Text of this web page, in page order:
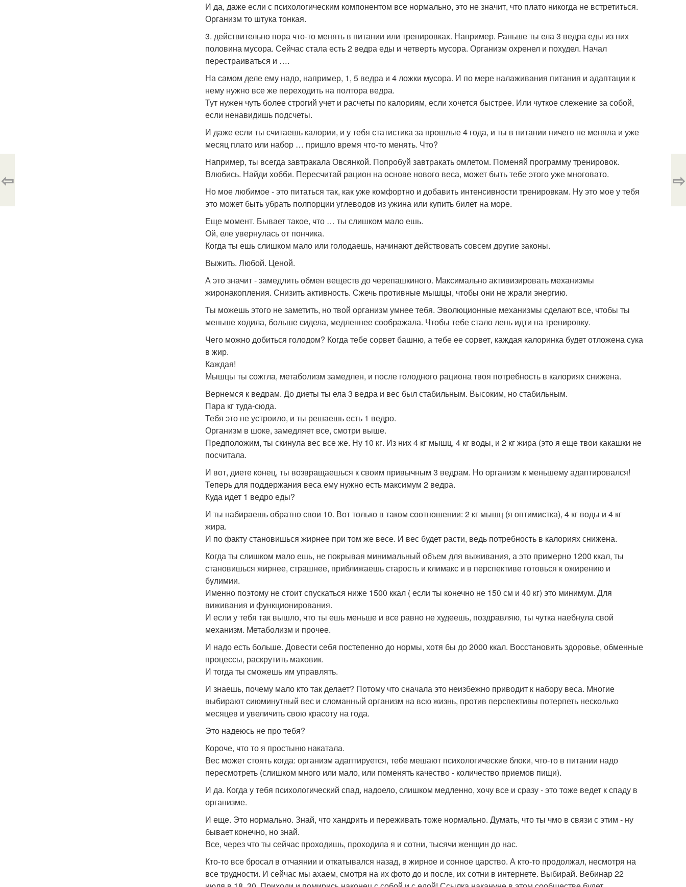
И да, даже если с психологическим компонентом все нормально, это не значит, что плато никогда не встретиться.
Организм то штука тонкая.
3. действительно пора что-то менять в питании или тренировках. Например. Раньше ты ела 3 ведра еды из них
половина мусора. Сейчас стала есть 2 ведра еды и четверть мусора. Организм охренел и похудел. Начал
перестраиваться и ….
На самом деле ему надо, например, 1, 5 ведра и 4 ложки мусора. И по мере налаживания питания и адаптации к
нему нужно все же переходить на полтора ведра.
Тут нужен чуть более строгий учет и расчеты по калориям, если хочется быстрее. Или чуткое слежение за собой,
если ненавидишь подсчеты.
И даже если ты считаешь калории, и у тебя статистика за прошлые 4 года, и ты в питании ничего не меняла и уже
месяц плато или набор … пришло время что-то менять. Что?
Например, ты всегда завтракала Овсянкой. Попробуй завтракать омлетом. Поменяй программу тренировок.
Влюбись. Найди хобби. Пересчитай рацион на основе нового веса, может быть тебе этого уже многовато.
Но мое любимое - это питаться так, как уже комфортно и добавить интенсивности тренировкам. Ну это мое у тебя
это может быть убрать полпорции углеводов из ужина или купить билет на море.
Еще момент. Бывает такое, что … ты слишком мало ешь.
Ой, еле увернулась от пончика.
Когда ты ешь слишком мало или голодаешь, начинают действовать совсем другие законы.
Выжить. Любой. Ценой.
А это значит - замедлить обмен веществ до черепашкиного. Максимально активизировать механизмы
жиронакопления. Снизить активность. Сжечь противные мышцы, чтобы они не жрали энергию.
Ты можешь этого не заметить, но твой организм умнее тебя. Эволюционные механизмы сделают все, чтобы ты
меньше ходила, больше сидела, медленнее соображала. Чтобы тебе стало лень идти на тренировку.
Чего можно добиться голодом? Когда тебе сорвет башню, а тебе ее сорвет, каждая калоринка будет отложена сука
в жир.
Каждая!
Мышцы ты сожгла, метаболизм замедлен, и после голодного рациона твоя потребность в калориях снижена.
Вернемся к ведрам. До диеты ты ела 3 ведра и вес был стабильным. Высоким, но стабильным.
Пара кг туда-сюда.
Тебя это не устроило, и ты решаешь есть 1 ведро.
Организм в шоке, замедляет все, смотри выше.
Предположим, ты скинула вес все же. Ну 10 кг. Из них 4 кг мышц, 4 кг воды, и 2 кг жира (это я еще твои какашки не
посчитала.
И вот, диете конец, ты возвращаешься к своим привычным 3 ведрам. Но организм к меньшему адаптировался!
Теперь для поддержания веса ему нужно есть максимум 2 ведра.
Куда идет 1 ведро еды?
И ты набираешь обратно свои 10. Вот только в таком соотношении: 2 кг мышц (я оптимистка), 4 кг воды и 4 кг
жира.
И по факту становишься жирнее при том же весе. И вес будет расти, ведь потребность в калориях снижена.
Когда ты слишком мало ешь, не покрывая минимальный объем для выживания, а это примерно 1200 ккал, ты
становишься жирнее, страшнее, приближаешь старость и климакс и в перспективе готовься к ожирению и
булимии.
Именно поэтому не стоит спускаться ниже 1500 ккал ( если ты конечно не 150 см и 40 кг) это минимум. Для
виживания и функционирования.
И если у тебя так вышло, что ты ешь меньше и все равно не худеешь, поздравляю, ты чутка наебнула свой
механизм. Метаболизм и прочее.
И надо есть больше. Довести себя постепенно до нормы, хотя бы до 2000 ккал. Восстановить здоровье, обменные
процессы, раскрутить маховик.
И тогда ты сможешь им управлять.
И знаешь, почему мало кто так делает? Потому что сначала это неизбежно приводит к набору веса. Многие
выбирают сиюминутный вес и сломанный организм на всю жизнь, против перспективы потерпеть несколько
месяцев и увеличить свою красоту на года.
Это надеюсь не про тебя?
Короче, что то я простыню накатала.
Вес может стоять когда: организм адаптируется, тебе мешают психологические блоки, что-то в питании надо
пересмотреть (слишком много или мало, или поменять качество - количество приемов пищи).
И да. Когда у тебя психологический спад, надоело, слишком медленно, хочу все и сразу - это тоже ведет к спаду в
организме.
И еще. Это нормально. Знай, что хандрить и переживать тоже нормально. Думать, что ты чмо в связи с этим - ну
бывает конечно, но знай.
Все, через что ты сейчас проходишь, проходила я и сотни, тысячи женщин до нас.
Кто-то все бросал в отчаянии и откатывался назад, в жирное и сонное царство. А кто-то продолжал, несмотря на
все трудности. И сейчас мы ахаем, смотря на их фото до и после, их сотни в интернете. Выбирай. Вебинар 22
⇦ ⇨